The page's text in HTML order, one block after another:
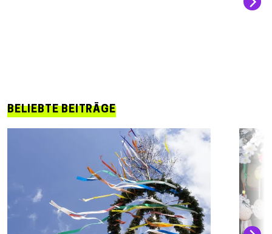
BELIEBTE BEITRÄGE